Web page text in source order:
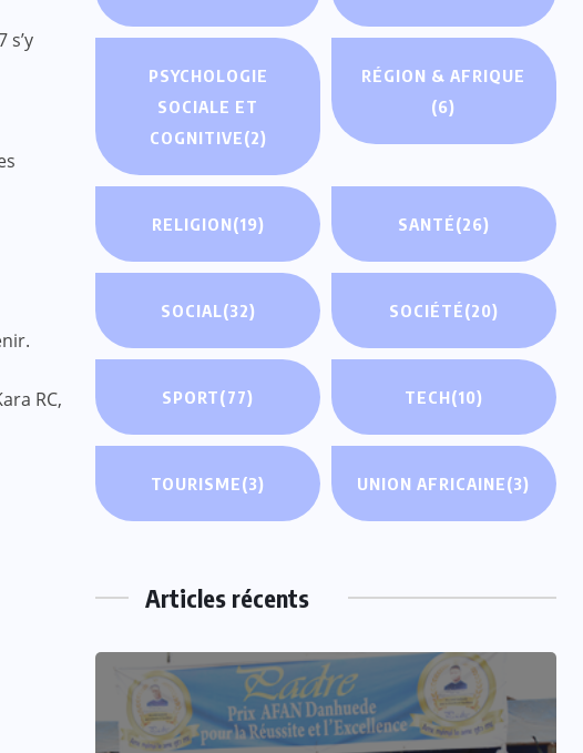
s’y
RC,
PSYCHOLOGIE
SOCIALE ET
COGNITIVE(2)
RÉGION & AFRIQUE
(6)
RELIGION(19) SANTÉ(26)
SOCIAL(32) SOCIÉTÉ(20)
SPORT(77) TECH(10)
TOURISME(3) UNION AFRICAINE(3)
Articles récents